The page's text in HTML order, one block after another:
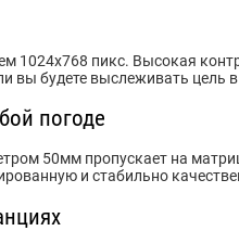
1024х768 пикс. Высокая
вы будете выслеживать цель
погоде
50мм пропускает на
и стабильно